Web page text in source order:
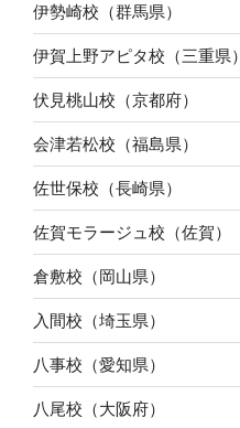
伊勢崎校（群馬県）
伊賀上野アピタ校（三重県）
伏見桃山校（京都府）
会津若松校（福島県）
佐世保校（長崎県）
佐賀モラージュ校（佐賀）
倉敷校（岡山県）
入間校（埼玉県）
八事校（愛知県）
八尾校（大阪府）